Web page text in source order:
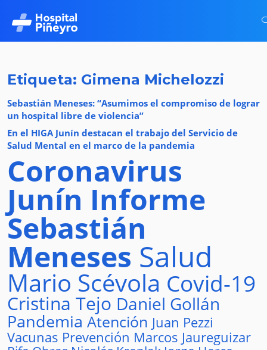
Etiqueta: Gimena Michelozzi
Sebastián Meneses: “Asumimos el compromiso de lograr
un hospital libre de violencia”
En el HIGA Junín destacan el trabajo del Servicio de
Salud Mental en el marco de la pandemia
Coronavirus
Junín Informe
Sebastián
Meneses Salud
Mario Scévola Covid-19
Cristina Tejo Daniel Gollán
Pandemia Atención Juan Pezzi
Vacunas Prevención Marcos Jaureguizar